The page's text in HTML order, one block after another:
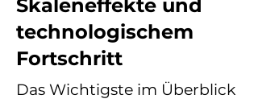
Skaleneffekte und
technologischem
Fortschritt
Das Wichtigste im Überblick